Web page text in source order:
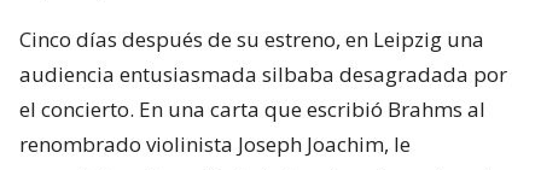
Cinco días después de su estreno, en Leipzig una
audiencia entusiasmada silbaba desagradada por
el concierto. En una carta que escribió Brahms al
renombrado violinista Joseph Joachim, le